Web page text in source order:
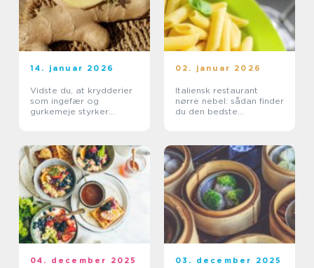
14. januar 2026
Vidste du, at krydderier
som ingefær og
gurkemeje styrker
02. januar 2026
Italiensk restaurant
nørre nebel: sådan finder
du den bedste
04. december 2025 03. december 2025